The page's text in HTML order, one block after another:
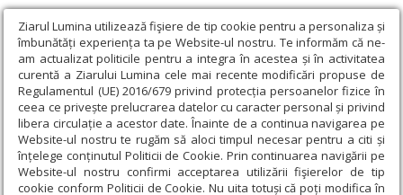
Ziarul Lumina utilizează fişiere de tip cookie pentru a personaliza și
îmbunătăți experiența ta pe Website-ul nostru. Te informăm că ne-
am actualizat politicile pentru a integra în acestea și în activitatea
curentă a Ziarului Lumina cele mai recente modificări propuse de
Regulamentul (UE) 2016/679 privind protecția persoanelor fizice în
ceea ce privește prelucrarea datelor cu caracter personal și privind
libera circulație a acestor date. Înainte de a continua navigarea pe
Website-ul nostru te rugăm să aloci timpul necesar pentru a citi și
înțelege conținutul Politicii de Cookie. Prin continuarea navigării pe
Website-ul nostru confirmi acceptarea utilizării fişierelor de tip
cookie conform Politicii de Cookie. Nu uita totuși că poți modifica în
Calendar articole